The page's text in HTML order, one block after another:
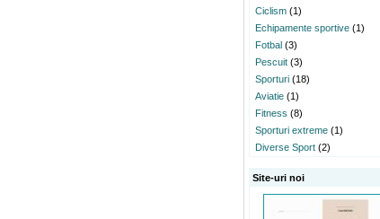
Ciclism (1)
Echipamente sportive (1)
Fotbal (3)
Pescuit (3)
Sporturi (18)
Aviatie (1)
Fitness (8)
Sporturi extreme (1)
Diverse Sport (2)
Site-uri noi